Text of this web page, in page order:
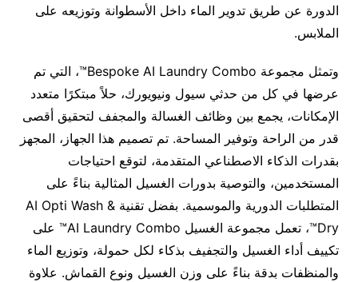
الدورة عن طريق تدوير الماء داخل الأسطوانة وتوزيعه على
الملابس.
وتمثل مجموعة Bespoke AI Laundry Combo™، التي تم
عرضها في كل من حدثي سيول ونيويورك، حلاً مبتكرًا متعدد
الإمكانات، يجمع بين وظائف الغسالة والمجفف لتحقيق أقصى
قدر من الراحة وتوفير المساحة. تم تصميم هذا الجهاز، المجهز
بقدرات الذكاء الاصطناعي المتقدمة، لتوقع احتياجات
المستخدمين، والتوصية بدورات الغسيل المثالية بناءً على
المتطلبات الدورية والموسمية. بفضل تقنية AI Opti Wash &
Dry™، تعمل مجموعة الغسيل AI Laundry Combo™ على
تكييف أداء الغسيل والتجفيف بذكاء لكل حمولة، وتوزيع الماء
والمنظفات بدقة بناءً على وزن الغسيل ونوع القماش. علاوة